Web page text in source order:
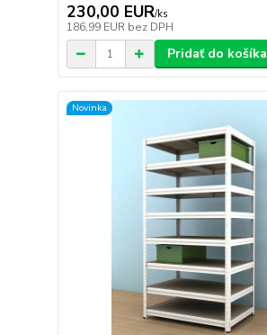
230,00 EUR/ks
186,99 EUR bez DPH
Pridať do košíka
Novinka